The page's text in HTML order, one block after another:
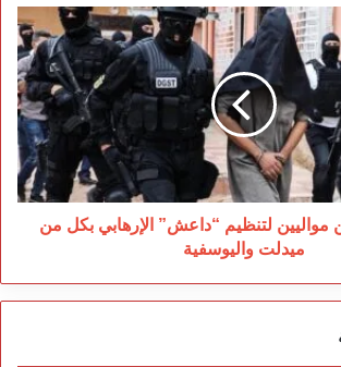
لتنظيم “داعش” الإرهابي بكل من
ميدلت واليوسفية